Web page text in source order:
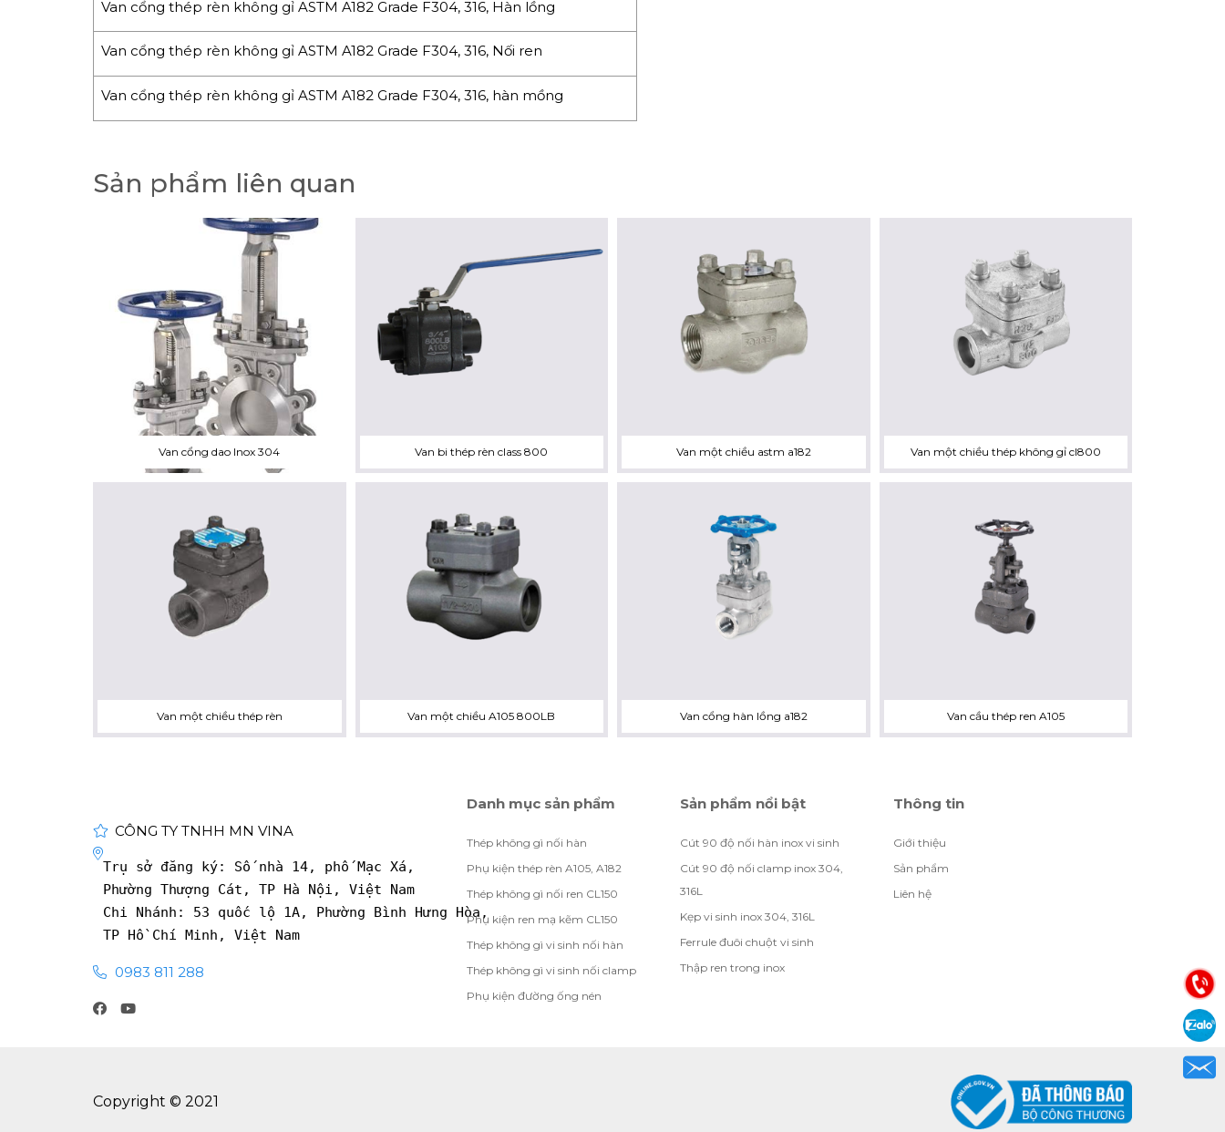
Van cổng thép rèn không gỉ ASTM A182 Grade F304, 316, Hàn lồng
Van cổng thép rèn không gỉ ASTM A182 Grade F304, 316, Nối ren
Van cổng thép rèn không gỉ ASTM A182 Grade F304, 316, hàn mồng
Sản phẩm liên quan
Van cổng dao Inox 304 Van bi thép rèn class 800 Van một chiều astm a182 Van một chiều thép không gỉ cl800
Van một chiều thép rèn Van một chiều A105 800LB Van cổng hàn lồng a182 Van cầu thép ren A105
CÔNG TY TNHH MN VINA
Trụ sở đăng ký: Số nhà 14, phố Mạc Xá,
Phường Thượng Cát, TP Hà Nội, Việt Nam
Chi Nhánh: 53 quốc lộ 1A, Phường Bình Hưng Hòa,
TP Hồ Chí Minh, Việt Nam
0983 811 288
Danh mục sản phẩm
Thép không gì nối hàn
Phụ kiện thép rèn A105, A182
Thép không gì nối ren CL150
Phụ kiện ren mạ kẽm CL150
Thép không gì vi sinh nối hàn
Thép không gì vi sinh nối clamp
Phụ kiện đường ống nén
Sản phẩm nổi bật
Cút 90 độ nối hàn inox vi sinh
Cút 90 độ nối clamp inox 304,
316L
Kẹp vi sinh inox 304, 316L
Ferrule đuôi chuột vi sinh
Thập ren trong inox
Thông tin
Giới thiệu
Sản phẩm
Liên hệ
Copyright © 2021